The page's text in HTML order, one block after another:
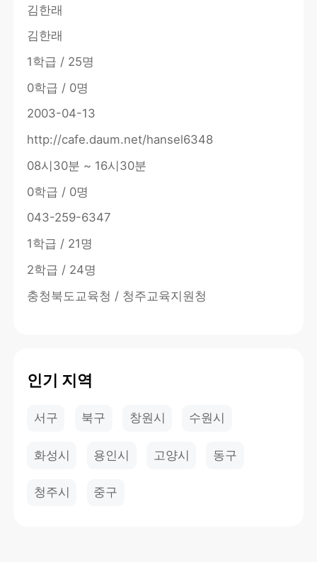
김한래
김한래
1학급 / 25명
0학급 / 0명
2003-04-13
http://cafe.daum.net/hansel6348
08시30분 ~ 16시30분
0학급 / 0명
043-259-6347
1학급 / 21명
2학급 / 24명
충청북도교육청 / 청주교육지원청
인기 지역
서구 북구 창원시 수원시
화성시 용인시 고양시 동구
청주시 중구